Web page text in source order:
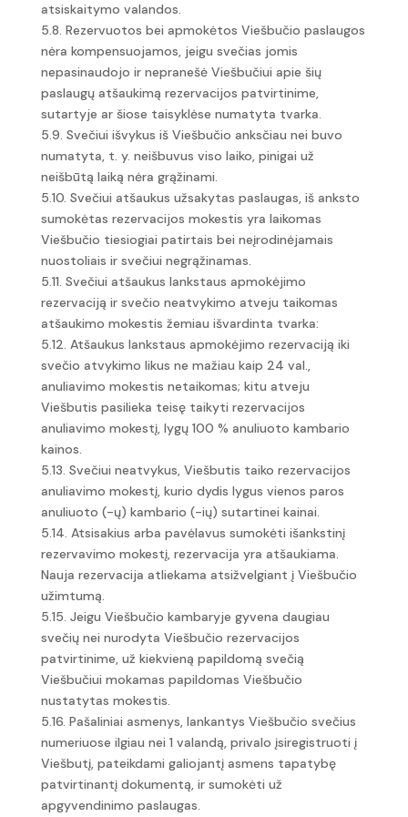
atsiskaitymo valandos.
5.8. Rezervuotos bei apmokėtos Viešbučio paslaugos
nėra kompensuojamos, jeigu svečias jomis
nepasinaudojo ir nepranešė Viešbučiui apie šių
paslaugų atšaukimą rezervacijos patvirtinime,
sutartyje ar šiose taisyklėse numatyta tvarka.
5.9. Svečiui išvykus iš Viešbučio anksčiau nei buvo
numatyta, t. y. neišbuvus viso laiko, pinigai už
neišbūtą laiką nėra grąžinami.
5.10. Svečiui atšaukus užsakytas paslaugas, iš anksto
sumokėtas rezervacijos mokestis yra laikomas
Viešbučio tiesiogiai patirtais bei neįrodinėjamais
nuostoliais ir svečiui negrąžinamas.
5.11. Svečiui atšaukus lankstaus apmokėjimo
rezervaciją ir svečio neatvykimo atveju taikomas
atšaukimo mokestis žemiau išvardinta tvarka:
5.12. Atšaukus lankstaus apmokėjimo rezervaciją iki
svečio atvykimo likus ne mažiau kaip 24 val.,
anuliavimo mokestis netaikomas; kitu atveju
Viešbutis pasilieka teisę taikyti rezervacijos
anuliavimo mokestį, lygų 100 % anuliuoto kambario
kainos.
5.13. Svečiui neatvykus, Viešbutis taiko rezervacijos
anuliavimo mokestį, kurio dydis lygus vienos paros
anuliuoto (-ų) kambario (-ių) sutartinei kainai.
5.14. Atsisakius arba pavėlavus sumokėti išankstinį
rezervavimo mokestį, rezervacija yra atšaukiama.
Nauja rezervacija atliekama atsižvelgiant į Viešbučio
užimtumą.
5.15. Jeigu Viešbučio kambaryje gyvena daugiau
svečių nei nurodyta Viešbučio rezervacijos
patvirtinime, už kiekvieną papildomą svečią
Viešbučiui mokamas papildomas Viešbučio
nustatytas mokestis.
5.16. Pašaliniai asmenys, lankantys Viešbučio svečius
numeriuose ilgiau nei 1 valandą, privalo įsiregistruoti į
Viešbutį, pateikdami galiojantį asmens tapatybę
patvirtinantį dokumentą, ir sumokėti už
apgyvendinimo paslaugas.